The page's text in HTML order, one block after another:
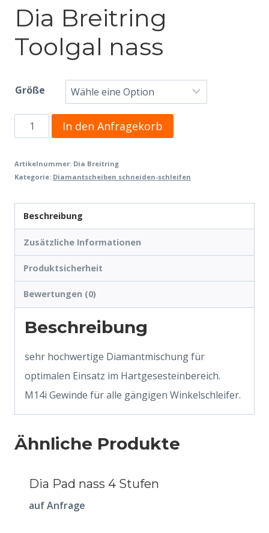
Dia Breitring
Toolgal nass
Größe
Breitring
Toolgal
nass
Menge
In den Anfragekorb
Artikelnummer: Dia Breitring
Kategorie: Diamantscheiben schneiden-schleifen
Beschreibung
Zusätzliche Informationen
Produktsicherheit
Bewertungen (0)
Beschreibung
sehr hochwertige Diamantmischung für
optimalen Einsatz im Hartgesesteinbereich.
M14i Gewinde für alle gängigen Winkelschleifer.
Ähnliche Produkte
Dia Pad nass 4 Stufen
auf Anfrage